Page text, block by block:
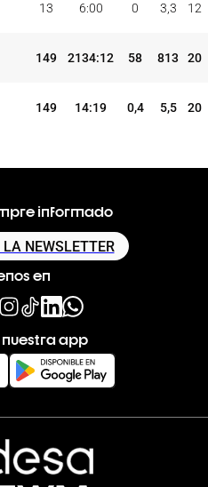
13 6:00 0 3,3 12
149 2134:12 58 813 20
149 14:19 0,4 5,5 20
informado
NEWSLETTER
en
app